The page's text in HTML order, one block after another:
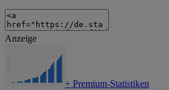
Anzeige
+ Premium-Statistiken